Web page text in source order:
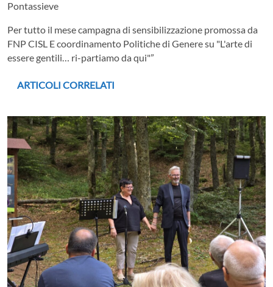
Pontassieve
Per tutto il mese campagna di sensibilizzazione promossa da
FNP CISL E coordinamento Politiche di Genere su "L'arte di
essere gentili… ri-partiamo da qui"”
ARTICOLI CORRELATI